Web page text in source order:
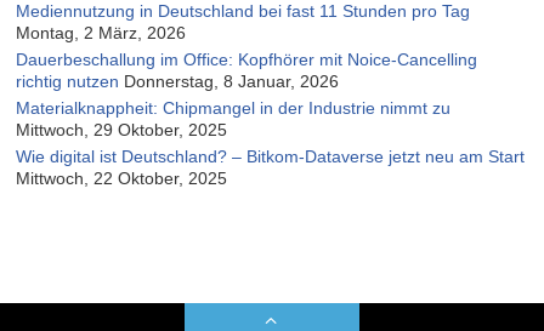
Mediennutzung in Deutschland bei fast 11 Stunden pro Tag
Montag, 2 März, 2026
Dauerbeschallung im Office: Kopfhörer mit Noice-Cancelling
richtig nutzen Donnerstag, 8 Januar, 2026
Materialknappheit: Chipmangel in der Industrie nimmt zu
Mittwoch, 29 Oktober, 2025
Wie digital ist Deutschland? – Bitkom-Dataverse jetzt neu am Start
Mittwoch, 22 Oktober, 2025